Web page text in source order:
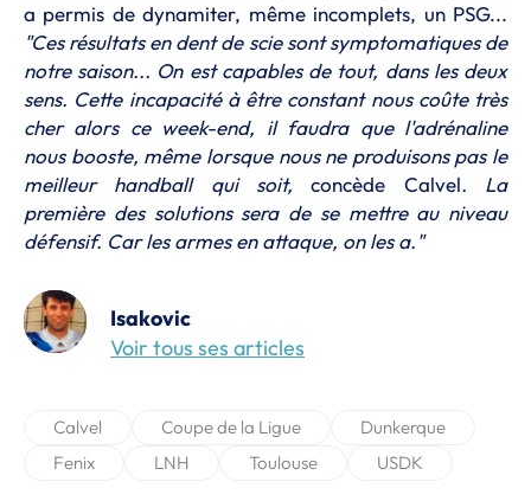
a permis de dynamiter, même incomplets, un PSG...
"Ces résultats en dent de scie sont symptomatiques de
notre saison... On est capables de tout, dans les deux
sens. Cette incapacité à être constant nous coûte très
cher alors ce week-end, il faudra que l'adrénaline
nous booste, même lorsque nous ne produisons pas le
meilleur handball qui soit, concède Calvel. La
première des solutions sera de se mettre au niveau
défensif. Car les armes en attaque, on les a."
Isakovic
Voir tous ses articles
Calvel Coupe de la Ligue
Dunkerque
Fenix
LNH Toulouse USDK